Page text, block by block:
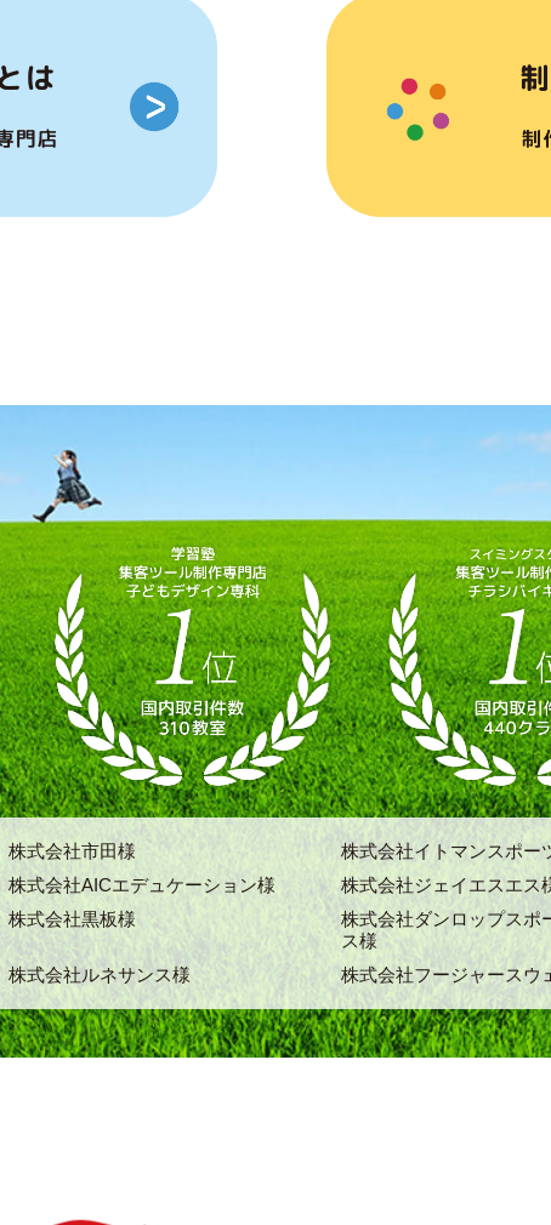
株式会社市田様 株式会社イトマンスポー
株式会社AICエデュケーション様 株式会社ジェイエスエス
株式会社黒板様
株式会社ダンロップスポ
ス様
株式会社ルネサンス様 株式会社フージャースウ